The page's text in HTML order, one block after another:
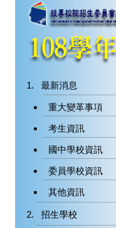
最新消息
重大變革事項
考生資訊
國中學校資訊
委員學校資訊
其他資訊
招生學校